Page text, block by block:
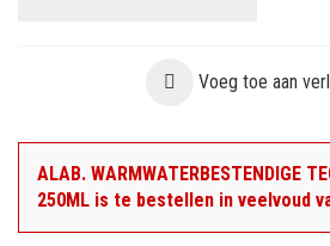
Voeg toe aan
ALAB. WARMWATERBESTENDIGE
250ML is te bestellen in veelvoud